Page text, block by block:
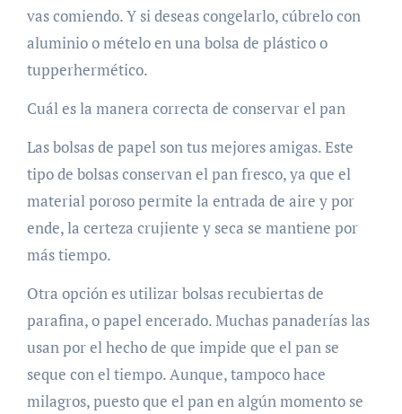
vas comiendo. Y si deseas congelarlo, cúbrelo con
aluminio o mételo en una bolsa de plástico o
tupperhermético.
Cuál es la manera correcta de conservar el pan
Las bolsas de papel son tus mejores amigas. Este
tipo de bolsas conservan el pan fresco, ya que el
material poroso permite la entrada de aire y por
ende, la certeza crujiente y seca se mantiene por
más tiempo.
Otra opción es utilizar bolsas recubiertas de
parafina, o papel encerado. Muchas panaderías las
usan por el hecho de que impide que el pan se
seque con el tiempo. Aunque, tampoco hace
milagros, puesto que el pan en algún momento se